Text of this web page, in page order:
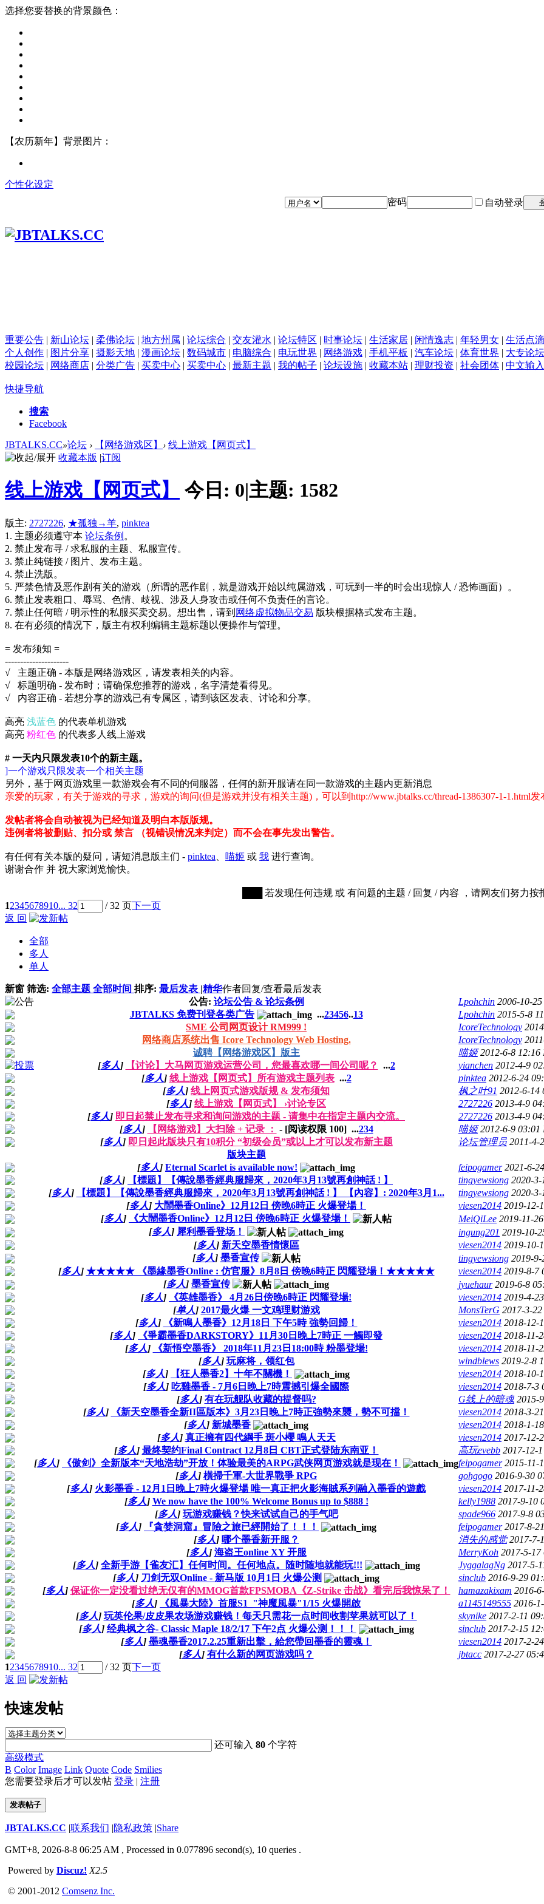
选择您要替换的背景颜色：
【农历新年】背景图片：
个性化设定
密码
自动登录
重要公告 | 新山论坛 | 柔佛论坛 | 地方州属 | 论坛综合 | 交友灌水 | 论坛特区 | 时事论坛 | 生活家居 | 闲情逸志 | 年轻男女 | 生活点滴
个人创作 | 图片分享 | 摄影天地 | 漫画论坛 | 数码城市 | 电脑综合 | 电玩世界 | 网络游戏 | 手机平板 | 汽车论坛 | 体育世界 | 大专论坛
校园论坛 | 网络商店 | 分类广告 | 买卖中心 | 买卖中心 | 最新主题 | 我的帖子 | 论坛设施 | 收藏本站 | 理财投资 | 社会团体 | 中文输入
快捷导航
搜索
Facebook
JBTALKS.CC»论坛 › 【网络游戏区】 › 线上游戏【网页式】
收藏本版 |订阅
线上游戏【网页式】 今日: 0|主题: 1582
版主: 2727226, ★孤独→羊, pinktea
1. 主题必须遵守本 论坛条例 。
2. 禁止发布寻 / 求私服的主题、私服宣传。
3. 禁止纯链接 / 图片、发布主题。
4. 禁止洗版。
5. 严禁色情及恶作剧有关的游戏（所谓的恶作剧，就是游戏开始以纯属游戏，可玩到一半的时会出现惊人 / 恐怖画面）。
6. 禁止发表粗口、辱骂、色情、歧视、涉及人身攻击或任何不负责任的言论。
7. 禁止任何暗 / 明示性的私服买卖交易。想出售，请到 网络虚拟物品交易 版块根据格式发布主题。
8. 在有必须的情况下，版主有权利编辑主题标题以便操作与管理。
= 发布须知 =
---------------------
√ 主题正确 - 本版是网络游戏区，请发表相关的内容。
√ 标题明确 - 发布时；请确保您推荐的游戏，名字清楚看得见。
√ 内容正确 - 若想分享的游戏已有专属区，请到该区发表、讨论和分享。
高亮 浅蓝色 的代表单机游戏
高亮 粉红色 的代表多人线上游戏
# 一天内只限发表10个的新主题。
]一个游戏只限发表一个相关主题
另外，基于网页游戏里一款游戏会有不同的伺服器，任何的新开服请在同一款游戏的主题内更新消息
亲爱的玩家，有关于游戏的寻求，游戏的询问(但是游戏并没有相关主题)，可以到http://www.jbtalks.cc/thread-1386307-1-1.html发
发帖者将会自动被视为已经知道及明白本版版规。
违例者将被删贴、扣分或 禁言 （视错误情况来判定）而不会在事先发出警告。
有任何有关本版的疑问，请短消息版主们 - pinktea 喵姬 或 我 进行查询。
谢谢合作 并 祝大家浏览愉快。
███ 若发现任何违规 或 有问题的主题 / 回复 / 内容 ，请网友们努力
12345678910... 32 / 32 页下一页
返 回
全部
多人
单人
新窗 筛选: 全部主题 全部时间 排序: 最后发表 |精华作者回复/查看最后发表
公告: 论坛公告 & 论坛条例 Lpohchin 2006-10-25
JBTALKS 免费刊登各类广告
...23456..13 Lpohchin 2015-5-8
SME 公司网页设计 RM999 !
IcoreTechnology
网络商店系统出售 Icore Technology Web Hosting.
IcoreTechnology
诚聘【网络游戏区】版主
喵姬 2012-6-8 12:16
[多人] 【讨论】大马网页游戏运营公司，您最喜欢哪一间公司呢？ ...2 yianchen 2012-4-9
[多人] 线上游戏【网页式】所有游戏主题列表 ...2 pinktea 2012-6-24
[多人] 线上网页式游戏版规 & 发布须知 枫之叶91 2012-6-14
[多人] 线上游戏【网页式】 ›讨论专区 2727226 2013-4-9
[多人] 即日起禁止发布寻求和询问游戏的主题 - 请集中在指定主题内交流。 2727226 2013-4-9
[多人] 【网络游戏】大扫除 + 记录 ： - [阅读权限 100] ...234 喵姬 2012-6-9 03:01
[多人] 即日起此版块只有10积分 “初级会员”或以上才可以发布新主题 论坛管理员 2011-4-
版块主题
[多人] Eternal Scarlet is available now! feipogamer 2021-6-
[多人] 【標題】【傳說墨香經典服歸來，2020年3月13號再創神話 ! 】 tingyewsiong 2020-
[多人] 【標題】【傳說墨香經典服歸來，2020年3月13號再創神話 ! 】 【內容】: 2020年3月1... tingyewsiong 2020-
[多人] 大鬧墨香Online》12月12日 傍晚6時正 火爆登場！ viesen2014 2019-12-
[多人] 《大鬧墨香Online》12月12日 傍晚6時正 火爆登場！ MeiQiLee 2019-11-
[多人] 犀利墨香登场！ ingung201 2019-10-
[多人] 新天空墨香情懷區 viesen2014 2019-10-
[多人] 墨香宣传 tingyewsiong 2019-
[多人] ★★★★★ 《墨緣墨香Online : 仿官服》8月8日 傍晚6時正 閃耀登場！★★★★★ viesen2014 2019-8-7
[多人] 墨香宣传 jyuehaur 2019-6-8
[多人] 《英雄墨香》 4月26日傍晚6時正 閃耀登場! viesen2014 2019-4-
[单人] 2017最火爆 一文鸡理财游戏 MonsTerG 2017-3-
[多人] 《新鳴人墨香》12月18日 下午5時 強勢回歸！ viesen2014 2018-12-
[多人] 《爭霸墨香DARKSTORY》11月30日晚上7時正 一觸即發 viesen2014 2018-11-
[多人] 《新悟空墨香》 2018年11月23日18:00時 粉墨登場! viesen2014 2018-11-
[多人] 玩麻将，领红包 windblews 2019-2-8
[多人] 【狂人墨香2】十年不關機！ viesen2014 2018-10-
[多人] 吃雞墨香 - 7月6日晚上7時震撼引爆全國際 viesen2014 2018-7-3
[多人] 有在玩舰队收藏的提督吗? G线上的暗魂 2015-
[多人] 《新天空墨香全新II區版本》3月23日晚上7時正強勢來襲，勢不可擋！ viesen2014 2018-3-
[多人] 新城墨香 viesen2014 2018-1-
[多人] 真正擁有四代綱手 斑小櫻 鳴人天天 viesen2014 2017-12-
[多人] 最终契约Final Contract 12月8日 CBT正式登陆东南亚！ 高玩evebb 2017-12-
[多人] 《傲剑》全新版本“天地浩劫”开放！体验最美的ARPG武侠网页游戏就是现在！ feipogamer 2015-11-
[多人] 橫掃千軍-大世界戰爭 RPG gohgogo 2016-9-30
[多人] 火影墨香 - 12月1日晚上7時火爆登場 唯一真正把火影海賊系列融入墨香的遊戲 viesen2014 2017-11-
[多人] We now have the 100% Welcome Bonus up to $888 ! kelly1988 2017-9-10
[多人] 玩游戏赚钱？快来试试自己的手气吧 spade966 2017-9-8
[多人] 『貪婪洞窟』冒險之旅已經開始了！！！ feipogamer 2017-8-
[多人] 哪个墨香新开服？ 消失的感觉 2017-7-
[多人] 海盗王online XY 开服 MerryKoh 2017-5-
[多人] 全新手游【雀友汇】任何时间。任何地点。随时随地就能玩!!! JyggalagNg 2017-5-
[多人] 刀剑无双Online - 新马版 10月1日 火爆公测 sinclub 2016-9-29
[多人] 保证你一定没看过绝无仅有的MMOG首款FPSMOBA《Z-Strike 击战》看完后我惊呆了！ hamazakixam 2016-
[多人] 《風暴大陸》首服S1_"神魔風暴"1/15 火爆開啟 a1145149555 2016-
[多人] 玩英伦果/皮皮果农场游戏赚钱！每天只需花一点时间收割苹果就可以了！ skynike 2017-2-11
[多人] 经典枫之谷- Classic Maple 18/2/17 下午2点 火爆公测！！！ sinclub 2017-2-15
[多人] 墨魂墨香2017.2.25重新出擊，給您帶回墨香的靈魂！ viesen2014 2017-2-
[多人] 有什么新的网页游戏吗？ jbtacc 2017-2-27
12345678910... 32 / 32 页下一页
返 回
快速发帖
还可输入80 个字符
高级模式
B Color Image Link Quote Code Smilies
您需要登录后才可以发帖 登录 | 注册
发表帖子
JBTALKS.CC |联系我们 |隐私政策 |Share
GMT+8, 2026-8-8 06:25 AM , Processed in 0.077896 second(s), 10 queries .
Powered by Discuz! X2.5
© 2001-2012 Comsenz Inc.